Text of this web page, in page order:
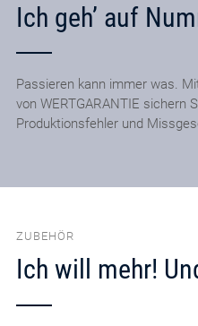
Ich geh’ auf
Passieren kann immer was.
von WERTGARANTIE sichern
Produktionsfehler und
ZUBEHÖR
Ich will mehr!